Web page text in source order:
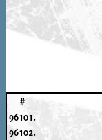
#
96101.
96102.